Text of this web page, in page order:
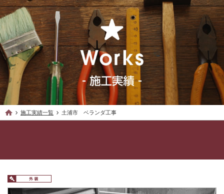
施工実績一覧 土浦市 ベランダ工事